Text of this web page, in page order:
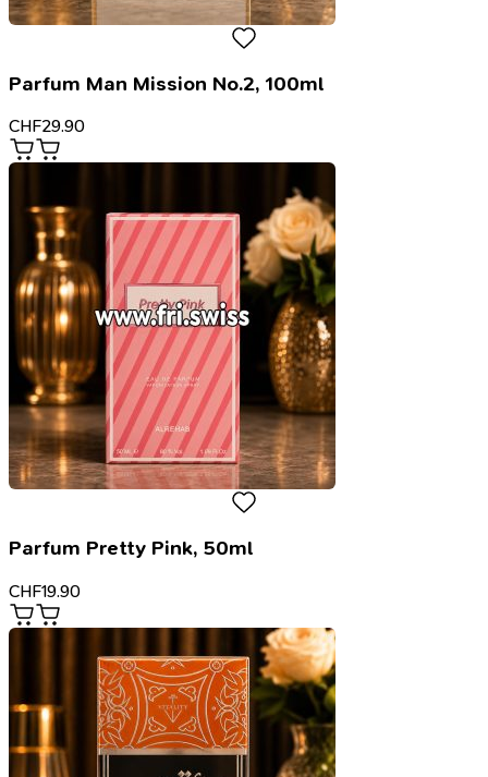
Parfum Man Mission No.2, 100ml
CHF29.90
Parfum Pretty Pink, 50ml
CHF19.90